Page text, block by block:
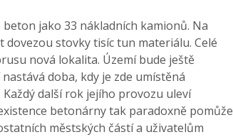
jako 33 nákladních kamionů. Na
stovky tisíc tun materiálu. Celé
nová lokalita. Území bude ještě
doba, kdy je zde umístěná
další rok jejího provozu uleví
betonárny tak paradoxně pomůže
městských částí a uživatelům